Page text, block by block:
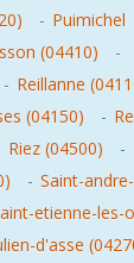
- Puimichel
(04410)
-
- Reillanne
(04150)
-
Riez (04500)
-
- Saint-
etienne-les-
d'asse